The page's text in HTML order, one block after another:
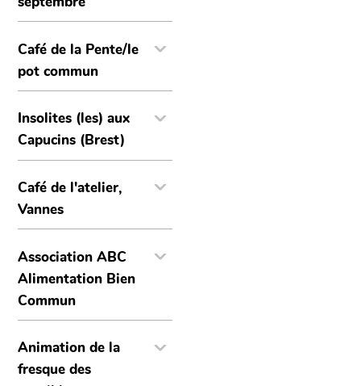
Café de la Pente/le
pot commun
Insolites (les) aux
Capucins (Brest)
Café de l'atelier,
Vannes
Association ABC
Alimentation Bien
Commun
Animation de la
fresque des